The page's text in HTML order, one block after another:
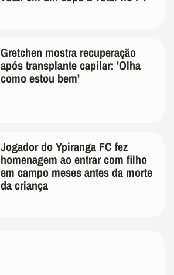
Gretchen mostra recuperação
após transplante capilar: 'Olha
como estou bem'
Jogador do Ypiranga FC fez
homenagem ao entrar com filho
em campo meses antes da morte
da criança